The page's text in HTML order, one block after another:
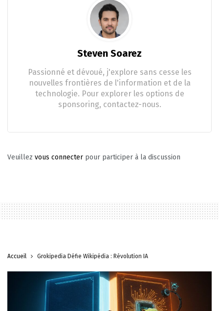
Steven Soarez
Passionné et dévoué, j'explore sans cesse les
nouvelles frontières de l'information et de la
technologie. Pour explorer les options de
sponsoring, contactez-nous.
Veuillez vous connecter pour participer à la discussion
Accueil Grokipedia Défie Wikipédia : Révolution IA